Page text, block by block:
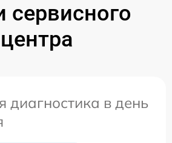
сервисного
центра
диагностика в день